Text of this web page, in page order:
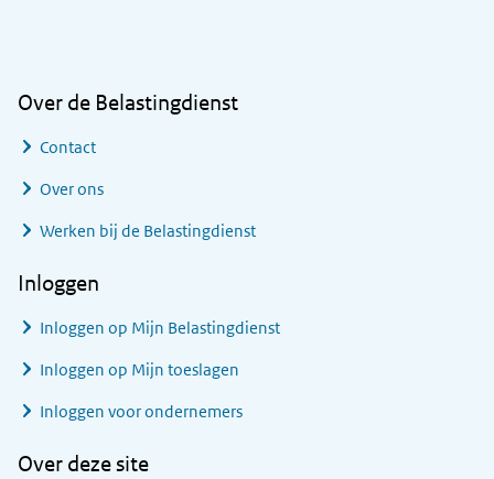
Over de Belastingdienst
Contact
Over ons
Werken bij de Belastingdienst
Inloggen
Inloggen op Mijn Belastingdienst
Inloggen op Mijn toeslagen
Inloggen voor ondernemers
Over deze site